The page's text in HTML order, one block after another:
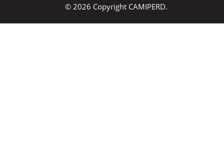
© 2026 Copyright CAMIPERD.